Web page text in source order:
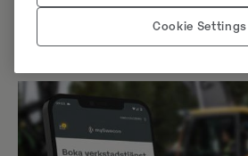
Missa aldrig ett
Cookie Settings